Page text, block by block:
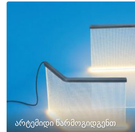
არტემიდი წარმოგიდგენთ